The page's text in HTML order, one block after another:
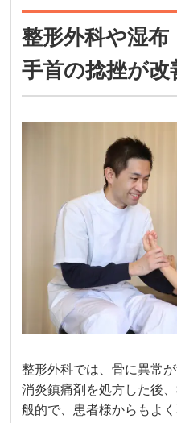
整形外科や湿
手首の捻挫が
整形外科では、骨に異常
消炎鎮痛剤を処方した後
般的で、患者様からもよく